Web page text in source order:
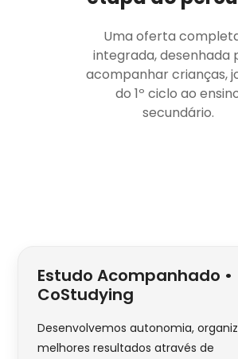
Uma oferta
integrada, desenhada
acompanhar crianças,
do 1º ciclo ao
secundário.
Estudo Acompanhado •
CoStudying
Desenvolvemos autonomia,
melhores resultados através de